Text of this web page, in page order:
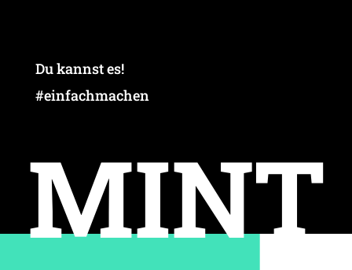
Du kannst es!
#einfach­ma­chen
MINT